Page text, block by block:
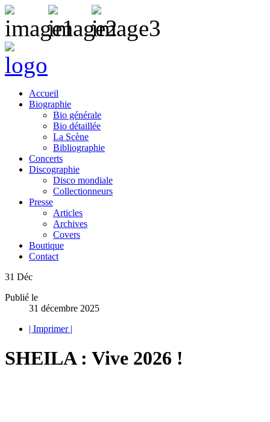
Accueil
Biographie
Bio générale
Bio détaillée
La Scène
Bibliographie
Concerts
Discographie
Disco mondiale
Collectionneurs
Presse
Articles
Archives
Covers
Boutique
Contact
31 Déc
Publié le
31 décembre 2025
| Imprimer |
SHEILA : Vive 2026 !